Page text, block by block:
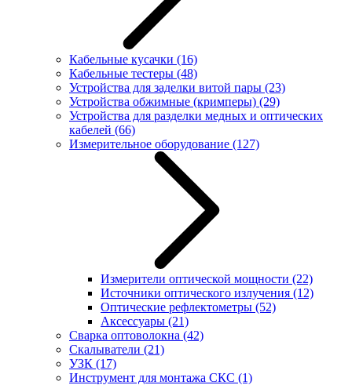
Кабельные кусачки (16)
Кабельные тестеры (48)
Устройства для заделки витой пары (23)
Устройства обжимные (кримперы) (29)
Устройства для разделки медных и оптических
кабелей (66)
Измерительное оборудование (127)
Измерители оптической мощности (22)
Источники оптического излучения (12)
Оптические рефлектометры (52)
Аксессуары (21)
Сварка оптоволокна (42)
Скалыватели (21)
УЗК (17)
Инструмент для монтажа СКС (1)